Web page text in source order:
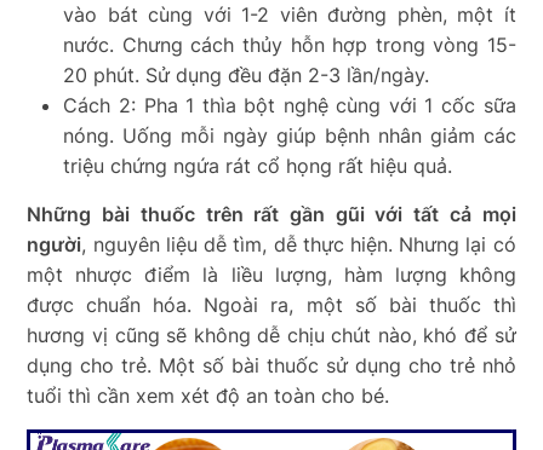
vào bát cùng với 1-2 viên đường phèn, một ít
nước. Chưng cách thủy hỗn hợp trong vòng 15-
20 phút. Sử dụng đều đặn 2-3 lần/ngày.
Cách 2: Pha 1 thìa bột nghệ cùng với 1 cốc sữa
nóng. Uống mỗi ngày giúp bệnh nhân giảm các
triệu chứng ngứa rát cổ họng rất hiệu quả.
Những bài thuốc trên rất gần gũi với tất cả mọi
người, nguyên liệu dễ tìm, dễ thực hiện. Nhưng lại có
một nhược điểm là liều lượng, hàm lượng không
được chuẩn hóa. Ngoài ra, một số bài thuốc thì
hương vị cũng sẽ không dễ chịu chút nào, khó để sử
dụng cho trẻ. Một số bài thuốc sử dụng cho trẻ nhỏ
tuổi thì cần xem xét độ an toàn cho bé.